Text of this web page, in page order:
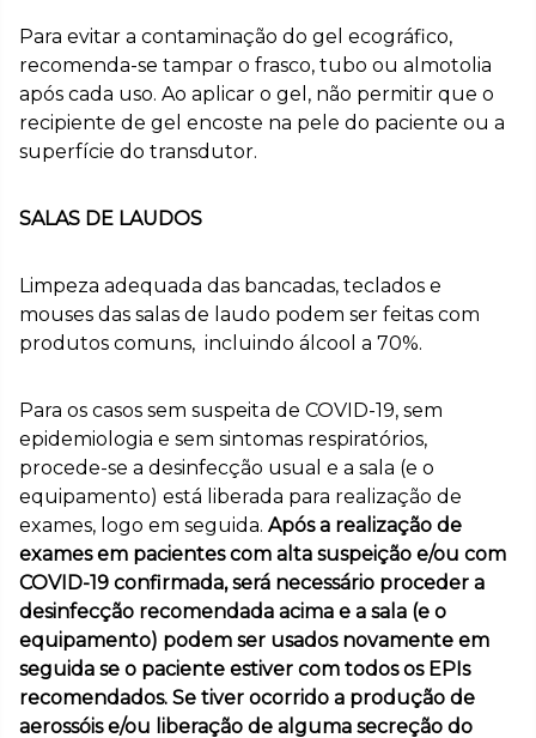
Para evitar a contaminação do gel ecográfico,
recomenda-se tampar o frasco, tubo ou almotolia
após cada uso. Ao aplicar o gel, não permitir que o
recipiente de gel encoste na pele do paciente ou a
superfície do transdutor.
SALAS DE LAUDOS
Limpeza adequada das bancadas, teclados e
mouses das salas de laudo podem ser feitas com
produtos comuns, incluindo álcool a 70%.
Para os casos sem suspeita de COVID-19, sem
epidemiologia e sem sintomas respiratórios,
procede-se a desinfecção usual e a sala (e o
equipamento) está liberada para realização de
exames, logo em seguida. Após a realização de
exames em pacientes com alta suspeição e/ou com
COVID-19 confirmada, será necessário proceder a
desinfecção recomendada acima e a sala (e o
equipamento) podem ser usados novamente em
seguida se o paciente estiver com todos os EPIs
recomendados. Se tiver ocorrido a produção de
aerossóis e/ou liberação de alguma secreção do